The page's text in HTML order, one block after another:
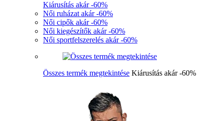
Kiárusítás akár -60%
Női ruházat akár -60%
Női cipők akár -60%
Női kiegészítők akár -60%
Női sportfelszerelés akár -60%
Összes termék megtekintése Kiárusítás akár -60%